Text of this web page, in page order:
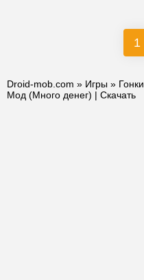
1
Droid-mob.com » Игры » Гонки
Мод (Много денег) | Скачать